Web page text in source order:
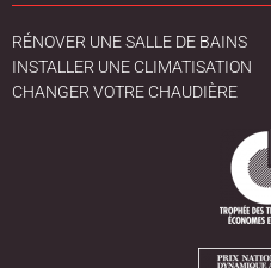
RÉNOVER UNE SALLE DE BAINS
INSTALLER UNE CLIMATISATION
CHANGER VOTRE CHAUDIÈRE